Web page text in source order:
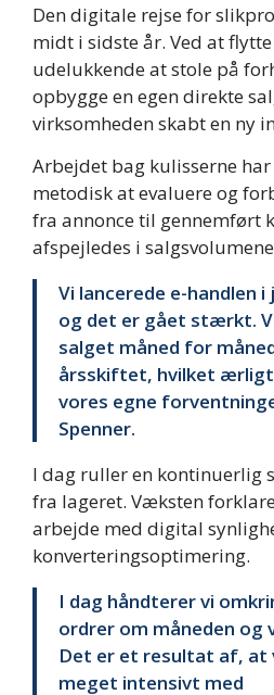
Den digitale rejse for
midt i sidste år. Ved at
udelukkende at stole på
opbygge en egen direkte
virksomheden skabt en ny
Arbejdet bag kulisserne
metodisk at evaluere og
fra annonce til gennemført
afspejledes i
Vi lancerede e-handlen i
og det er gået stærkt.
salget måned for
årsskiftet, hvilket
vores egne
Spenner.
I dag ruller en kontinuerlig
fra lageret. Væksten
arbejde med digital
konverteringsoptimering.
I dag håndterer vi
ordrer om måneden og
Det er et resultat af, at
meget intensivt med